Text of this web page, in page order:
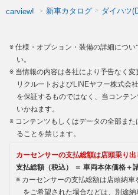
carview! 新車カタログ ダイハツ
仕様・オプション・装備の詳細につ
い。
当情報の内容は各社により予告なく
リクルートおよびLINEヤフー株式会
を保証するものではなく、当コンテ
いかねます。
コンテンツもしくはデータの全部ま
ることを禁じます。
カーセンサーの支払総額は店頭乗り
支払総額（税込） ＝ 車両本体価格＋
カーセンサーの支払総額は店頭納
をご希望された場合などは、別途